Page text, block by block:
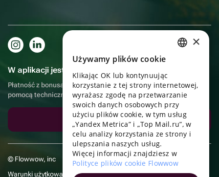
W aplikacji jest to jeszcze wygodniejsze!
Płatność z bonusami, samodzielna dostawa, wygodny czat z
pomocą techniczną
Pobierz aplikację
© Flowwow, inc
Warunki użytkowania
UKRAINIAN
PORTUGUESE
SPANISH
×
Używamy plików cookie
Klikając OK lub kontynuując
korzystanie z tej strony internetowej,
wyrażasz zgodę na przetwarzanie
swoich danych osobowych przy
użyciu plików cookie, w tym usług
„Yandex Metrica” i „Top Mail.ru”, w
celu analizy korzystania ze strony i
ulepszania naszych usług.
Więcej informacji znajdziesz w
Polityce plików cookie Flowwow